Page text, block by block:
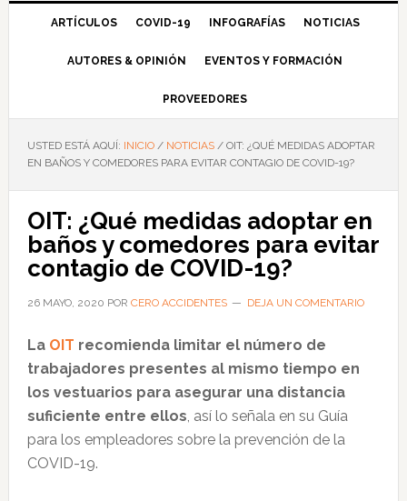
ARTÍCULOS COVID-19 INFOGRAFÍAS NOTICIAS
AUTORES & OPINIÓN EVENTOS Y FORMACIÓN
PROVEEDORES
USTED ESTÁ AQUÍ: INICIO / NOTICIAS /OIT: ¿QUÉ MEDIDAS ADOPTAR
EN BAÑOS Y COMEDORES PARA EVITAR CONTAGIO DE COVID-19?
OIT: ¿Qué medidas adoptar en
baños y comedores para evitar
contagio de COVID-19?
26 MAYO, 2020 POR CERO ACCIDENTES DEJA UN COMENTARIO
La OIT recomienda limitar el número de
trabajadores presentes al mismo tiempo en
los vestuarios para asegurar una distancia
suficiente entre ellos, así lo señala en su Guía
para los empleadores sobre la prevención de la
COVID-19.